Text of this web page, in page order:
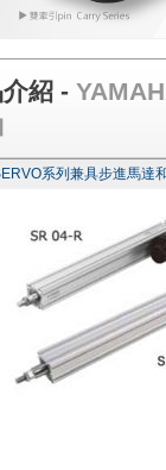
紹 -
系列兼具步進馬達